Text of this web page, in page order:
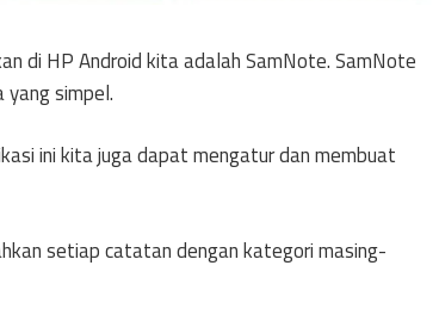
di HP Android kita adalah SamNote. SamNote
simpel.
ini kita juga dapat mengatur dan membuat
setiap catatan dengan kategori masing-